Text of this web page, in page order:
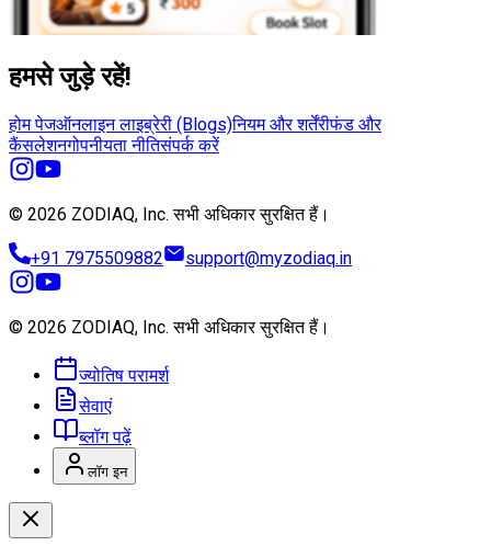
हमसे जुड़े रहें!
होम पेजऑनलाइन लाइब्रेरी (Blogs)नियम और शर्तेंरीफंड और
कैंसलेशनगोपनीयता नीतिसंपर्क करें
© 2026 ZODIAQ, Inc.सभी अधिकार सुरक्षित हैं।
+91 7975509882 support@myzodiaq.in
© 2026 ZODIAQ, Inc.सभी अधिकार सुरक्षित हैं।
ज्योतिष परामर्श
सेवाएं
ब्लॉग पढ़ें
लॉग इन